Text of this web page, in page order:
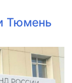
Тюмень